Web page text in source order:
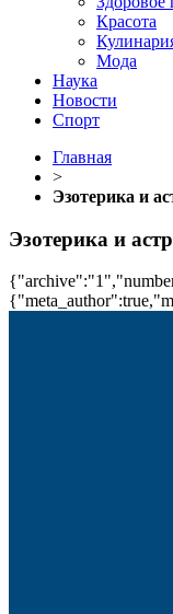
Красота
Мода
Наука
Новости
Спорт
Главная
>
Эзотерика и
Эзотерика и